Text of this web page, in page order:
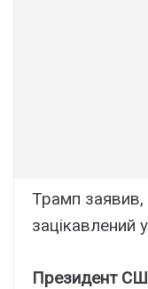
Трамп
зацікавлений
Президент